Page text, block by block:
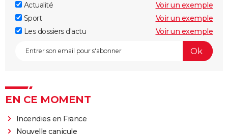
Actualité
Voir un exemple
Sport
Voir un exemple
Les dossiers d'actu
Voir un exemple
EN CE MOMENT
Incendies en France
Nouvelle canicule